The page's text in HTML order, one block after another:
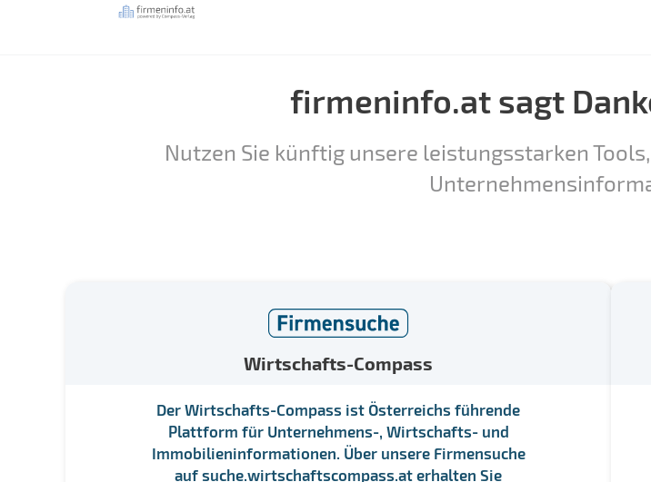
firmeninfo.at sagt
Nutzen Sie künftig unsere leistungsstarken
Wirtschafts-Compass
Der Wirtschafts-Compass ist Österreichs führende
Plattform für Unternehmens-, Wirtschafts- und
Immobilieninformationen. Über unsere Firmensuche
auf suche.wirtschaftscompass.at erhalten Sie